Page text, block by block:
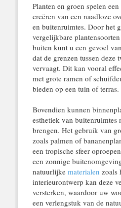
Planten en groen spelen
creëren van een naadloze
en buitenruimtes. Door het
vergelijkbare
buiten kunt u een gevoel
dat de grenzen tussen deze
vervaagt. Dit kan vooral
met grote ramen of
bieden op een tuin of terras.
Bovendien kunnen
esthetiek van buitenruimtes
brengen. Het gebruik van
zoals palmen of
een tropische sfeer
een zonnige
natuurlijke materialen zoals
interieurontwerp kan deze
versterken, waardoor uw
een verlengstuk van de